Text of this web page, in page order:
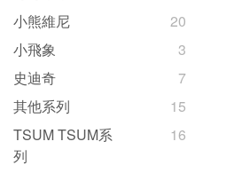
小熊維尼
20
小飛象
3
史迪奇
7
其他系列
15
TSUM TSUM系
列
16